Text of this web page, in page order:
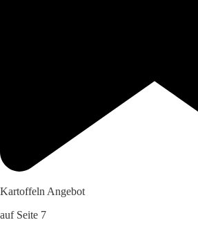
Kartoffeln Angebot
auf Seite 7